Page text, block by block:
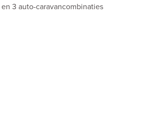
3 auto-caravancombinaties